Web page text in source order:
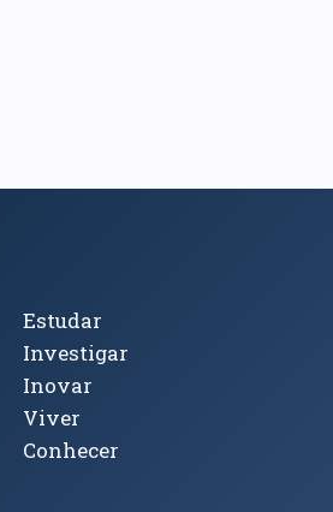
Tópicos Principais
Estudar
Investigar
Inovar
Viver
Conhecer